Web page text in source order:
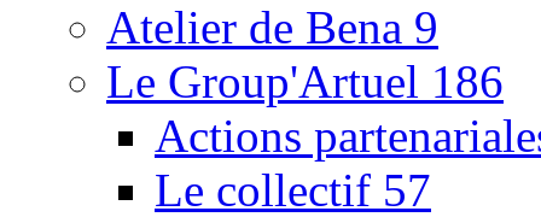
Atelier de Bena 9
Le Group'Artuel 186
Actions
Le collectif 57